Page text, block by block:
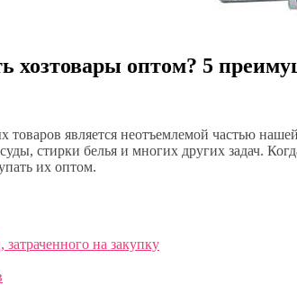
хозтовары оптом? 5
товаров является неотъемлемой частью
стирки белья и многих других задач.
их оптом.
на закупку